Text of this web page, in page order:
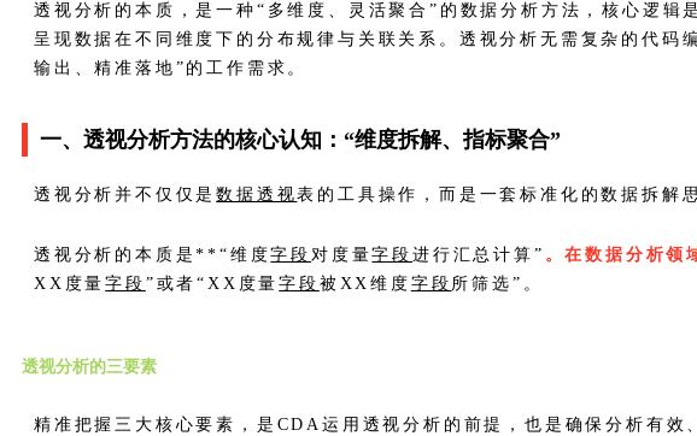
透视分析的本质，是一种“多维度、灵活聚合”的数据分析方法，核心逻辑
呈现数据在不同维度下的分布规律与关联关系。透视分析无需复杂的代
输出、精准落地”的工作需求。
一、透视分析方法的核心认知：“维度拆解、指标聚合”
透视分析并不仅仅是数据透视表的工具操作，而是一套标准化的数据拆解
透视分析的本质是**“维度字段对度量字段进行汇总计算” 。在数据分析领
XX度量字段 ”或者“XX度量字段 被XX维度 字段 所筛选”。
透视分析的三要素
精准把握三大核心要素，是CDA运用透视分析的前提，也是确保分析有效